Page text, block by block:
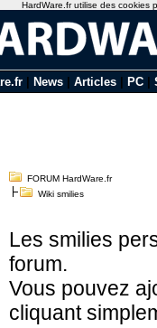
News Articles PC
FORUM HardWare.fr
Wiki smilies
Les smilies
forum.
Vous pouvez
cliquant
HardWare.fr utilise des cookies